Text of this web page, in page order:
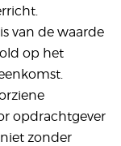
van de waarde
op het
opdrachtgever
zonder